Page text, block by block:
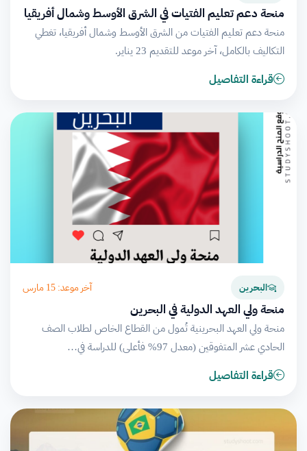
منحة دعم تعليم الفتيات في الشرق الأوسط وشمال أفريقيا
منحة دعم تعليم الفتيات من الشرق الأوسط وشمال أفريقيا، تغطي
التكاليف بالكامل، آخر موعد للتقديم 23 يناير.
قراءة التفاصيل
البحرين آخر موعد: 15 مارس
منحة ولي العهد الدولية في البحرين
منحة ولي العهد البحرينية تُمول من القطاع الخاص لطلاب الصف
الحادي عشر المتفوقين (معدل 97% فأعلى) للدراسة في…
قراءة التفاصيل